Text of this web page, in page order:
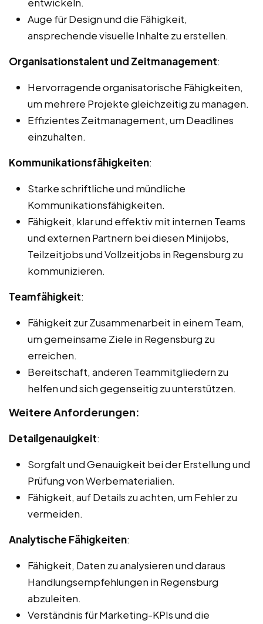
Auge für Design und die Fähigkeit,
ansprechende visuelle Inhalte zu erstellen.
Organisationstalent und Zeitmanagement:
Hervorragende organisatorische Fähigkeiten,
um mehrere Projekte gleichzeitig zu managen.
Effizientes Zeitmanagement, um Deadlines
einzuhalten.
Kommunikationsfähigkeiten:
Starke schriftliche und mündliche
Kommunikationsfähigkeiten.
Fähigkeit, klar und effektiv mit internen Teams
und externen Partnern bei diesen Minijobs,
Teilzeitjobs und Vollzeitjobs in Regensburg zu
kommunizieren.
Teamfähigkeit:
Fähigkeit zur Zusammenarbeit in einem Team,
um gemeinsame Ziele in Regensburg zu
erreichen.
Bereitschaft, anderen Teammitgliedern zu
helfen und sich gegenseitig zu unterstützen.
Weitere Anforderungen:
Detailgenauigkeit:
Sorgfalt und Genauigkeit bei der Erstellung und
Prüfung von Werbematerialien.
Fähigkeit, auf Details zu achten, um Fehler zu
vermeiden.
Analytische Fähigkeiten:
Fähigkeit, Daten zu analysieren und daraus
Handlungsempfehlungen in Regensburg
abzuleiten.
Verständnis für Marketing-KPIs und die